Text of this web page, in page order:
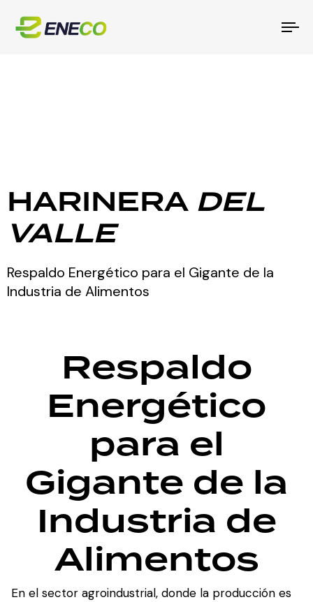
HARINERA DEL
VALLE
Respaldo Energético para el Gigante de la
Industria de Alimentos
Respaldo
Energético
para el
Gigante de la
Industria de
Alimentos
En el sector agroindustrial, donde la producción es